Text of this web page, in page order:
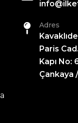
Adres
Paris
Kapı No:
Çankaya